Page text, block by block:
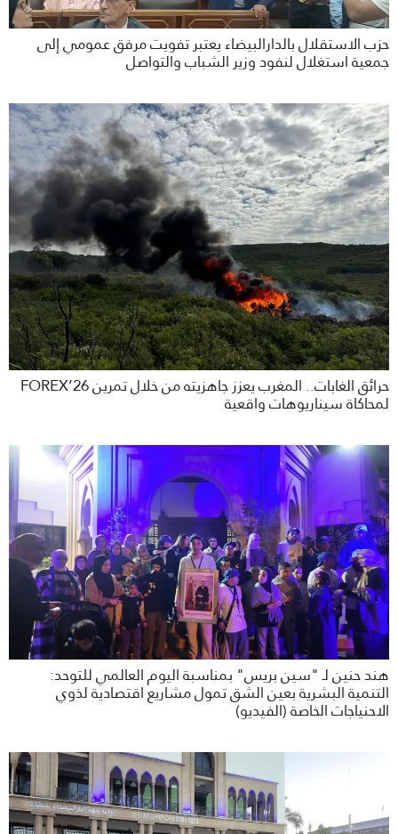
حزب الاستقلال بالدارالبيضاء يعتبر تفويت مرفق عمومي إلى
جمعية استغلال لنفود وزير الشباب والتواصل
حرائق الغابات.. المغرب يعزز جاهزيته من خلال تمرين FOREX’26
لمحاكاة سيناريوهات واقعية
هند حنين لـ "سين بريس" بمناسبة اليوم العالمي للتوحد:
التنمية البشرية بعين الشق تمول مشاريع اقتصادية لذوي
الاحنياجات الخاصة (الفيديو)